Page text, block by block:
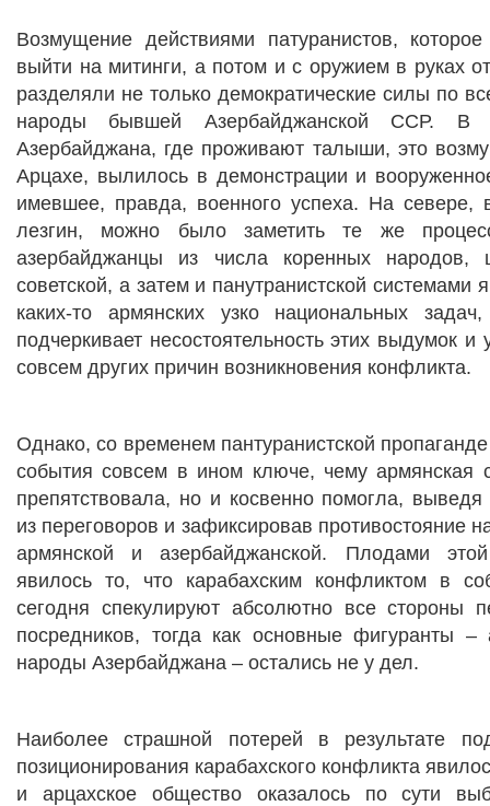
Возмущение действиями патуранистов,
выйти на митинги, а потом и с оружием в руках
разделяли не только демократические силы по
народы бывшей Азербайджанской ССР. В
Азербайджана, где проживают талыши, это
Арцахе, вылилось в демонстрации и
имевшее, правда, военного успеха. На севере,
лезгин, можно было заметить те же
азербайджанцы из числа коренных
советской, а затем и панутранистской системами
каких-то армянских узко национальных
подчеркивает несостоятельность этих выдумок и
совсем других причин возникновения конфликта.
Однако, со временем пантуранистской
события совсем в ином ключе, чему армянская
препятствовала, но и косвенно помогла, выведя
из переговоров и зафиксировав противостояние
армянской и азербайджанской. Плодами
явилось то, что карабахским конфликтом в
сегодня спекулируют абсолютно все стороны
посредников, тогда как основные фигуранты
народы Азербайджана – остались не у дел.
Наиболее страшной потерей в результате
позиционирования карабахского конфликта
и арцахское общество оказалось по сути